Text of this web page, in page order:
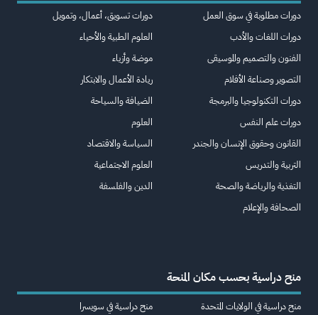
دورات مطلوبة في سوق العمل
دورات اللغات والأدب
الفنون والتصميم والموسيقى
التصوير وصناعة الأفلام
دورات التكنولوجيا والبرمجة
دورات علم النفس
القانون وحقوق الإنسان والجندر
التربية والتدريس
التغذية والرياضة والصحة
الصحافة والإعلام
دورات تسويق، أعمال، وتمويل
العلوم الطبية والأحياء
موضة وأزياء
ريادة الأعمال والابتكار
الضيافة والسياحة
العلوم
السياسة والاقتصاد
العلوم الاجتماعية
الدين والفلسفة
منح دراسية بحسب مكان المنحة
منح دراسية في الولايات المتحدة
منح دراسية في سويسرا